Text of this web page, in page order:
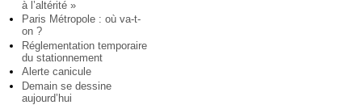
à l’altérité »
Paris Métropole : où va-t-
on ?
Réglementation temporaire
du stationnement
Alerte canicule
Demain se dessine
aujourd’hui